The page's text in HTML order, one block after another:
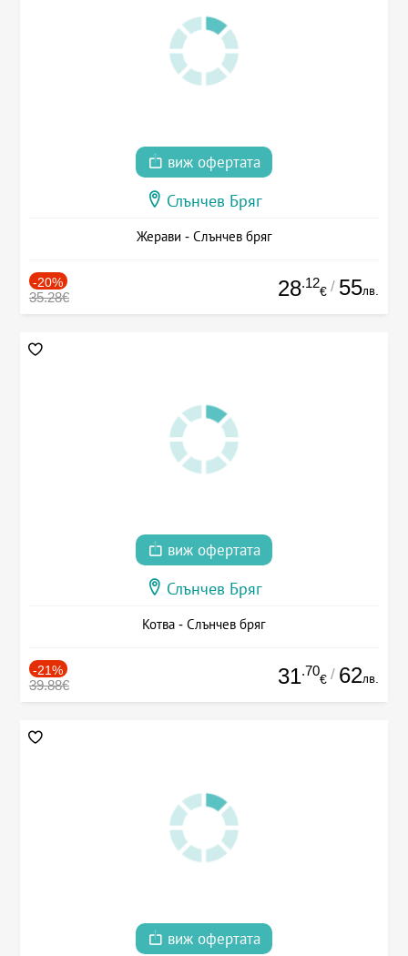
виж офертата
Слънчев Бряг
Жерави - Слънчев бряг
-20%
35.28€ 28.12
€ / 55лв.
виж офертата
Слънчев Бряг
Котва - Слънчев бряг
-21%
39.88€ 31.70
€ / 62лв.
виж офертата